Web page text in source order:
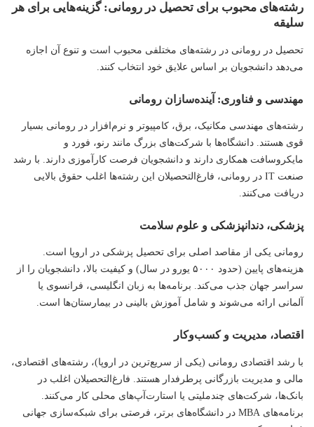
رشته‌های محبوب برای تحصیل در رومانی: گزینه‌هایی برای هر
سلیقه
تحصیل در رومانی در رشته‌های مختلفی محبوب است و تنوع آن اجازه
می‌دهد دانشجویان بر اساس علایق خود انتخاب کنند.
مهندسی و فناوری: آینده‌سازان رومانی
رشته‌های مهندسی مکانیک، برق، کامپیوتر و نرم‌افزار در رومانی بسیار
قوی هستند. دانشگاه‌ها با شرکت‌های بزرگ مانند رنو، فورد و
مایکروسافت همکاری دارند و دانشجویان فرصت کارآموزی دارند. با رشد
صنعت IT در رومانی، فارغ‌التحصیلان این رشته‌ها اغلب حقوق بالایی
دریافت می‌کنند.
پزشکی، دندانپزشکی و علوم سلامت
رومانی یکی از مقاصد اصلی برای تحصیل پزشکی در اروپا است.
هزینه‌های پایین (حدود ۵۰۰۰ یورو در سال) و کیفیت بالا، دانشجویان را از
سراسر جهان جذب می‌کند. برنامه‌ها به زبان انگلیسی، فرانسوی یا
آلمانی ارائه می‌شوند و شامل آموزش بالینی در بیمارستان‌ها است.
اقتصاد، مدیریت و کسب‌وکار
با رشد اقتصادی رومانی (یکی از سریع‌ترین در اروپا)، رشته‌های اقتصادی،
مالی و مدیریت بازرگانی پرطرفدار هستند. فارغ‌التحصیلان اغلب در
بانک‌ها، شرکت‌های چندملیتی یا استارت‌آپ‌های محلی کار می‌کنند.
برنامه‌های MBA در دانشگاه‌های برتر، فرصتی برای شبکه‌سازی جهانی